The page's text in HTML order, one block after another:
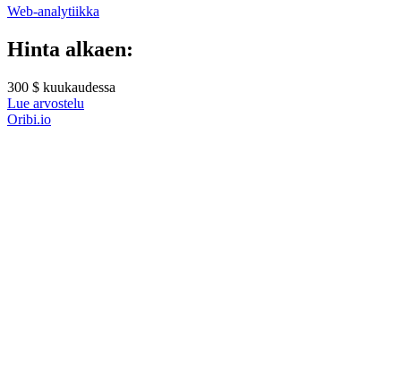
Web-analytiikka
Hinta alkaen:
300 $ kuukaudessa
Lue arvostelu
Oribi.io